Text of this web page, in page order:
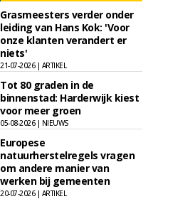
Grasmeesters verder onder
leiding van Hans Kok: 'Voor
onze klanten verandert er
niets'
21-07-2026 | ARTIKEL
Tot 80 graden in de
binnenstad: Harderwijk kiest
voor meer groen
05-08-2026 | NIEUWS
Europese
natuurherstelregels vragen
om andere manier van
werken bij gemeenten
20-07-2026 | ARTIKEL